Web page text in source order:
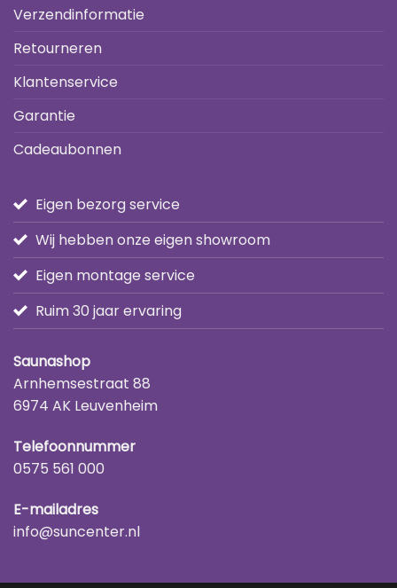
Verzendinformatie
Retourneren
Klantenservice
Garantie
Cadeaubonnen
Eigen bezorg service
Wij hebben onze eigen showroom
Eigen montage service
Ruim 30 jaar ervaring
Saunashop
Arnhemsestraat 88
6974 AK Leuvenheim
Telefoonnummer
0575 561 000
E-mailadres
info@suncenter.nl